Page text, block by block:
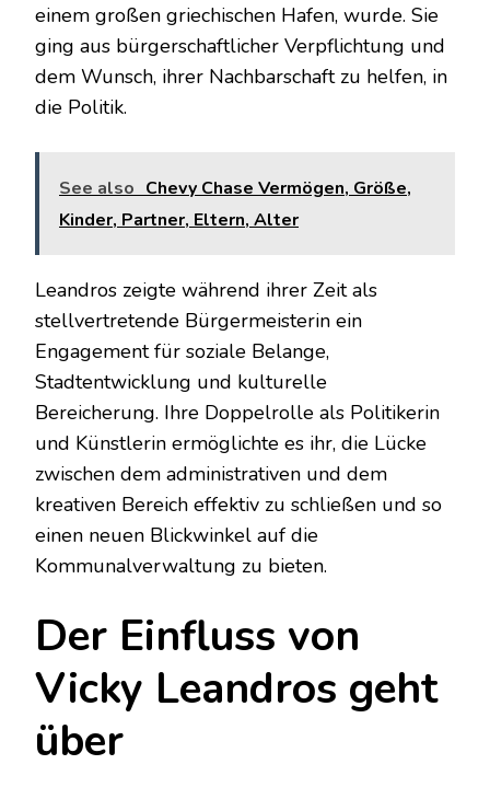
einem großen griechischen Hafen, wurde. Sie
ging aus bürgerschaftlicher Verpflichtung und
dem Wunsch, ihrer Nachbarschaft zu helfen, in
die Politik.
See also Chevy Chase Vermögen, Größe,
Kinder, Partner, Eltern, Alter
Leandros zeigte während ihrer Zeit als
stellvertretende Bürgermeisterin ein
Engagement für soziale Belange,
Stadtentwicklung und kulturelle
Bereicherung. Ihre Doppelrolle als Politikerin
und Künstlerin ermöglichte es ihr, die Lücke
zwischen dem administrativen und dem
kreativen Bereich effektiv zu schließen und so
einen neuen Blickwinkel auf die
Kommunalverwaltung zu bieten.
Der Einfluss von
Vicky Leandros geht
über